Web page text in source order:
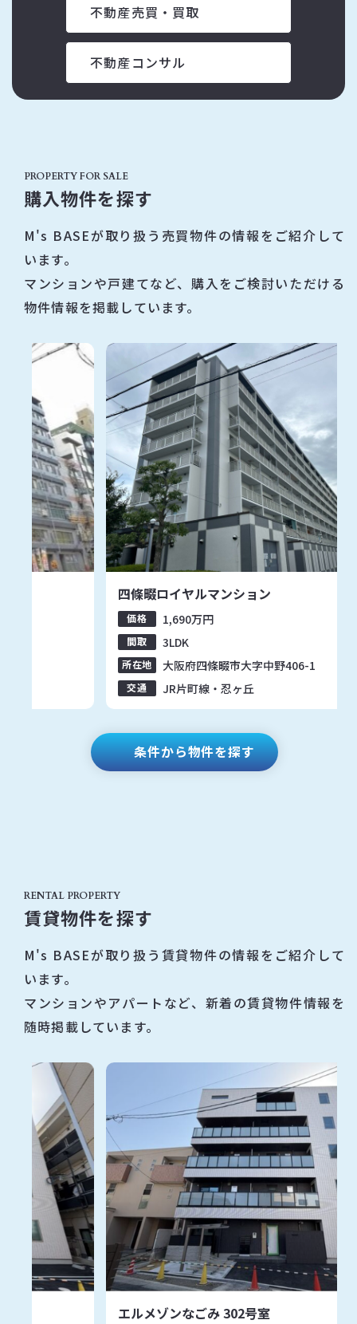
不動産売買・買取
不動産コンサル
PROPERTY FOR SALE
購入物件を探す
M's BASEが取り扱う売買物件の情報をご紹介して
います。
マンションや戸建てなど、購入をご検討いただける
物件情報を掲載しています。
箕面市の2階建て中古戸建
価格
間取
所在地 大阪府箕面市彩都粟生北7
交通 大阪モノレール彩都線・彩
条件から物件を探す
RENTAL PROPERTY
賃貸物件を探す
M's BASEが取り扱う賃貸物件の情報をご紹介して
います。
マンションやアパートなど、新着の賃貸物件情報を
随時掲載しています。
エルメゾンなごみ 301号室